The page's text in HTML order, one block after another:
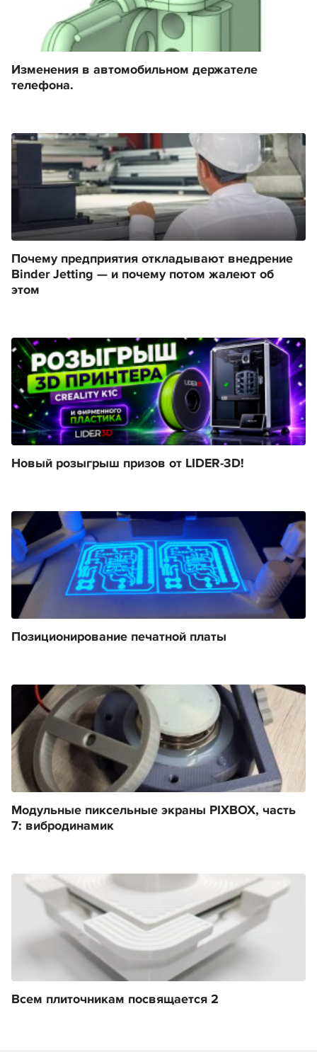
Изменения в автомобильном держателе
телефона.
Почему предприятия откладывают внедрение
Binder Jetting — и почему потом жалеют об
этом
Новый розыгрыш призов от LIDER-3D!
Позиционирование печатной платы
Модульные пиксельные экраны PIXBOX, часть
7: вибродинамик
Всем плиточникам посвящается 2